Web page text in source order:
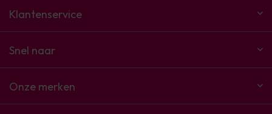
Klantenservice
Snel naar
Onze merken